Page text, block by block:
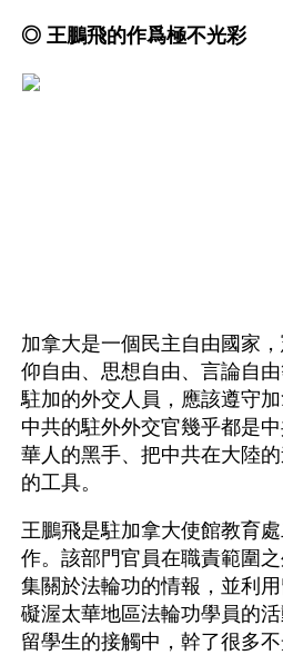
◎ 王鵬飛的作爲極不光彩
加拿大是一個民主自由國家
仰自由、思想自由、言論自
駐加的外交人員，應該遵守
中共的駐外外交官幾乎都是
華人的黑手、把中共在大陸
的工具。
王鵬飛是駐加拿大使館教育
作。該部門官員在職責範圍
集關於法輪功的情報，並利
礙渥太華地區法輪功學員的
留學生的接觸中，幹了很多不